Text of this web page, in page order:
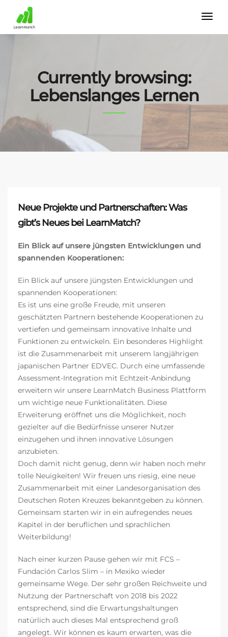
Currently browsing:
Lebenslanges Lernen
Neue Projekte und Partnerschaften: Was
gibt’s Neues bei LearnMatch?
Ein Blick auf unsere jüngsten Entwicklungen und
spannenden Kooperationen:
Ein Blick auf unsere jüngsten Entwicklungen und
spannenden Kooperationen:
Es ist uns eine große Freude, mit unseren
geschätzten Partnern bestehende Kooperationen zu
vertiefen und gemeinsam innovative Inhalte und
Funktionen zu entwickeln. Ein besonderes Highlight
ist die Zusammenarbeit mit unserem langjährigen
japanischen Partner EDVEC. Durch eine umfassende
Assessment-Integration mit Echtzeit-Anbindung
erweitern wir unsere LearnMatch Business Plattform
um wichtige neue Funktionalitäten. Diese
Erweiterung eröffnet uns die Möglichkeit, noch
gezielter auf die Bedürfnisse unserer Nutzer
einzugehen und ihnen innovative Lösungen
anzubieten.
Doch damit nicht genug, denn wir haben noch mehr
tolle Neuigkeiten! Wir freuen uns riesig, eine neue
Zusammenarbeit mit einer Landesorganisation des
Deutschen Roten Kreuzes bekanntgeben zu können.
Gemeinsam starten wir in ein aufregendes neues
Kapitel in der beruflichen und sprachlichen
Weiterbildung!
Nach einer kurzen Pause gehen wir mit FCS –
Fundación Carlos Slim – in Mexiko wieder
gemeinsame Wege. Der sehr großen Reichweite und
Nutzung der Partnerschaft von 2018 bis 2022
entsprechend, sind die Erwartungshaltungen
natürlich auch dieses Mal entsprechend groß
angelegt. Wir können es kaum erwarten, was die